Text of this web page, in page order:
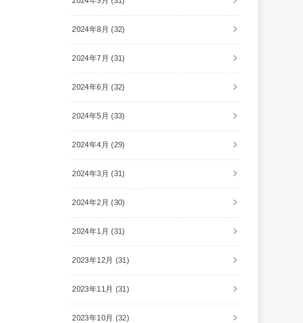
2024年8月 (32)
2024年7月 (31)
2024年6月 (32)
2024年5月 (33)
2024年4月 (29)
2024年3月 (31)
2024年2月 (30)
2024年1月 (31)
2023年12月 (31)
2023年11月 (31)
2023年10月 (32)